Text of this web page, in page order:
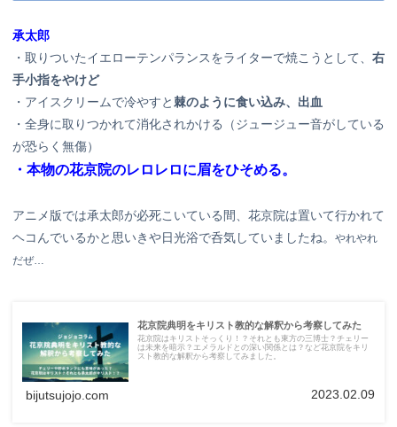
承太郎
・取りついたイエローテンパランスをライターで焼こうとして、 右
手小指をやけど
・アイスクリームで冷やすと 棘のように食い込み、出血
・全身に取りつかれて消化されかける（ジュージュー音がしている
が恐らく無傷）
・本物の花京院のレロレロに眉をひそめる。
アニメ版では承太郎が必死こいている間、花京院は置いて行かれて
ヘコんでいるかと思いきや日光浴で呑気していましたね。 やれやれ
だぜ…
花京院典明をキリスト教的な解釈から考察してみた
花京院はキリストそっくり！？それとも東方の三博士？チェリー
は未来を暗示？エメラルドとの深い関係とは？など花京院をキリ
スト教的な解釈から考察してみました。
bijutsujojo.com 2023.02.09